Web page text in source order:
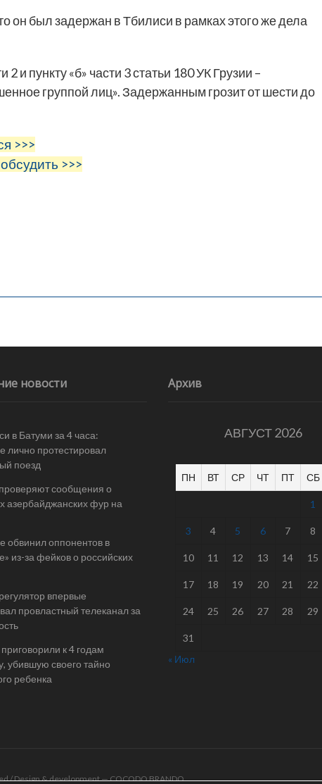
он был задержан в Тбилиси в рамках этого же дела
и пункту «б» части 3 статьи 180 УК Грузии –
группой лиц». Задержанным грозит от шести до
>>>
>>>
новости
в Батуми за 4 часа:
лично протестировал
поезд
сообщения о
азербайджанских фур на
обвинил оппонентов в
из-за фейков о российских
впервые
провластный телеканал за
к 4 годам
убившую своего тайно
ребенка
Архив
АВГУСТ 2026
ПН ВТ СР ЧТ ПТ СБ
1
3 4 5 6 7 8
10 11 12 13 14 15
17 18 19 20 21 22
24 25 26 27 28 29
31
« Июл
/ Design & development —COCODO BRANDO